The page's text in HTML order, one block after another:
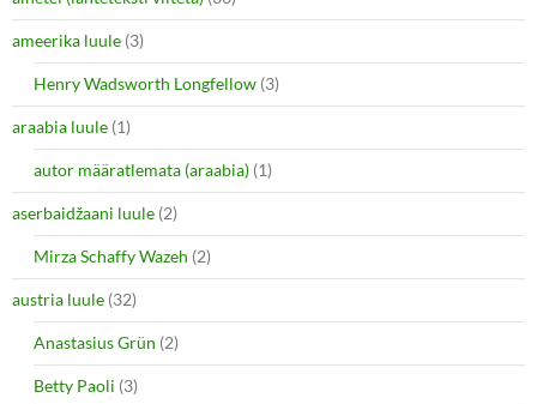
ameerika luule (3)
Henry Wadsworth Longfellow (3)
araabia luule (1)
autor määratlemata (araabia) (1)
aserbaidžaani luule (2)
Mirza Schaffy Wazeh (2)
austria luule (32)
Anastasius Grün (2)
Betty Paoli (3)